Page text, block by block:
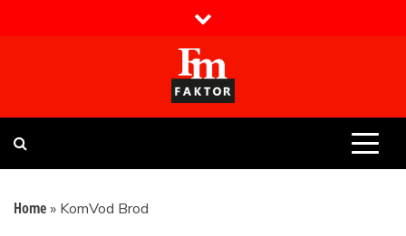
Faktor magazin
Uvijek presudan
Home » KomVod Brod